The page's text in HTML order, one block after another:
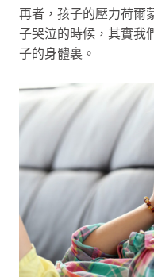
再者，孩子的壓力荷爾
子哭泣的時候，其實我
子的身體裏。